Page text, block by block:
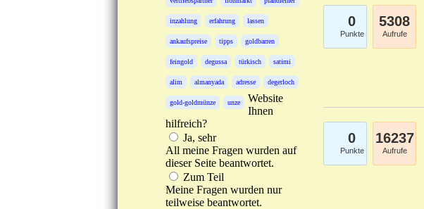
inzahlung erfahrung lassen
ankaufspreise tipps goldbarren
feingold degussa türkisch satimi
alim almanyada adresse degerloch
gold-goldmünze unze
Website
Ihnen
hilfreich?
Ja, sehr
All meine Fragen wurden auf
dieser Seite beantwortet.
Zum Teil
Meine Fragen wurden nur
teilweise beantwortet.
0
Punkte
5308
Aufrufe
0
Punkte
16237
Aufrufe